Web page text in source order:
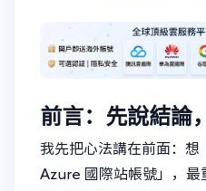
前言：先說結論
我先把心法講在前面：想
Azure 國際站帳號」，最